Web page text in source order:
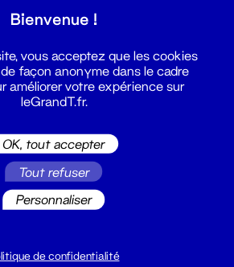
les actualités du
Bienvenue !
vous acceptez que les cookies
façon anonyme dans le cadre
améliorer votre expérience sur
leGrandT.fr.
OK, tout accepter
Tout refuser
Personnaliser
de confidentialité